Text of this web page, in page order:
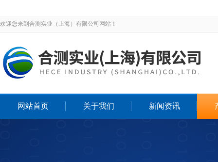
欢迎您来到合测实业（上海）有限公司网站！
网站首页 关于我们 新闻资讯